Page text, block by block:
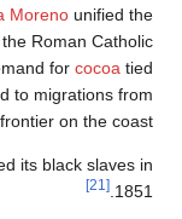
Garcia Moreno
of the Roman
world demand for
and led to
frontier on
and freed its black